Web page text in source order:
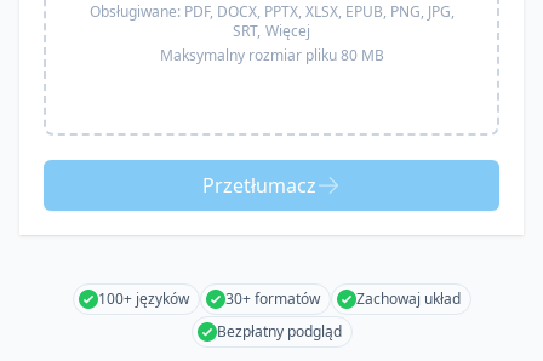
Obsługiwane: PDF, DOCX, PPTX, XLSX, EPUB, PNG, JPG,
SRT, Więcej
Maksymalny rozmiar pliku 80 MB
Przetłumacz
100+ języków 30+ formatów
Zachowaj układ
Bezpłatny podgląd